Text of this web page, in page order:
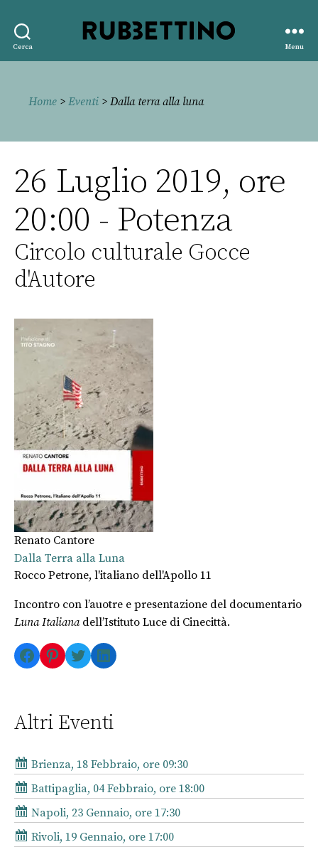
Cerca
editore
Menu
Home > Eventi > Dalla terra alla luna
26 Luglio 2019, ore
20:00 - Potenza
Circolo culturale Gocce
d'Autore
Renato Cantore
Dalla Terra alla Luna
Rocco Petrone, l'italiano dell'Apollo 11
Incontro con l’auotre e presentazione del documentario
Luna Italianadell’Istituto Luce di Cinecittà.
Facebook
Pinterest
TwitterLinkedIn
Altri Eventi
Brienza, 18 Febbraio, ore 09:30
Battipaglia, 04 Febbraio, ore 18:00
Napoli, 23 Gennaio, ore 17:30
Rivoli, 19 Gennaio, ore 17:00